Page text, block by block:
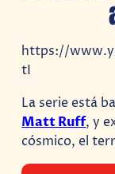
https://
tI
La serie está
Matt Ruff, y
cósmico, el